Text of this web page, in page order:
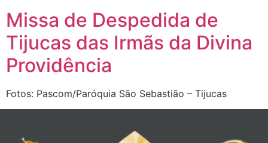
Missa de Despedida de
Tijucas das Irmãs da Divina
Providência
Fotos: Pascom/Paróquia São Sebastião – Tijucas